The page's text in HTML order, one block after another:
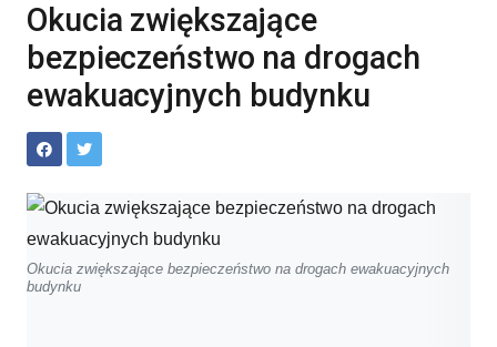
Okucia zwiększające
bezpieczeństwo na drogach
ewakuacyjnych budynku
Okucia zwiększające bezpieczeństwo na drogach ewakuacyjnych
budynku